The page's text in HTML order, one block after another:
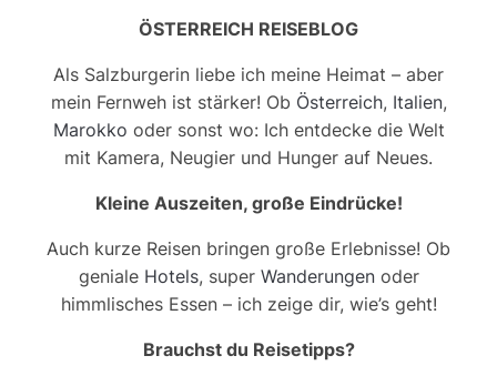
ÖSTERREICH REISEBLOG
Als Salzburgerin liebe ich meine Heimat – aber
mein Fernweh ist stärker! Ob Österreich, Italien,
Marokko oder sonst wo: Ich entdecke die Welt
mit Kamera, Neugier und Hunger auf Neues.
Kleine Auszeiten, große Eindrücke!
Auch kurze Reisen bringen große Erlebnisse! Ob
geniale Hotels, super Wanderungenoder
himmlisches Essen – ich zeige dir, wie’s geht!
Brauchst du Reisetipps?